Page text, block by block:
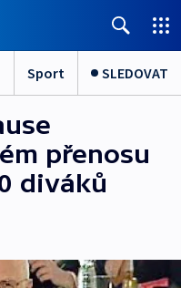
Sport SLEDOVAT
přenosu
diváků